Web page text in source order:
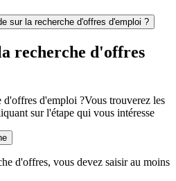
sur la recherche d'offres d'emploi ?
recherche d'offres
d'offres d'emploi ?Vous trouverez les
sur l'étape qui vous intéresse
d'offres, vous devez saisir au moins